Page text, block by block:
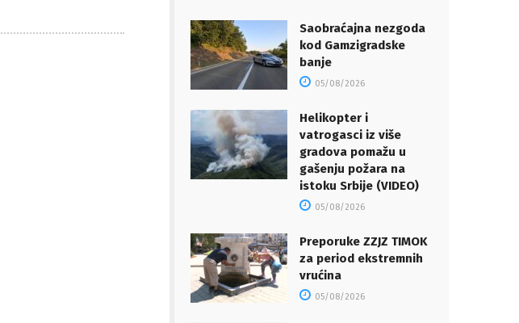
Saobraćajna nezgoda
kod Gamzigradske
banje
05/08/2026
Helikopter i
vatrogasci iz više
gradova pomažu u
gašenju požara na
istoku Srbije (VIDEO)
05/08/2026
Preporuke ZZJZ TIMOK
za period ekstremnih
vrućina
05/08/2026